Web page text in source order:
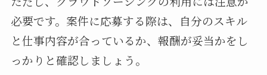
必要です。案件に応募する際は、自分のスキル
と仕事内容が合っているか、報酬が妥当かをし
っかりと確認しましょう。